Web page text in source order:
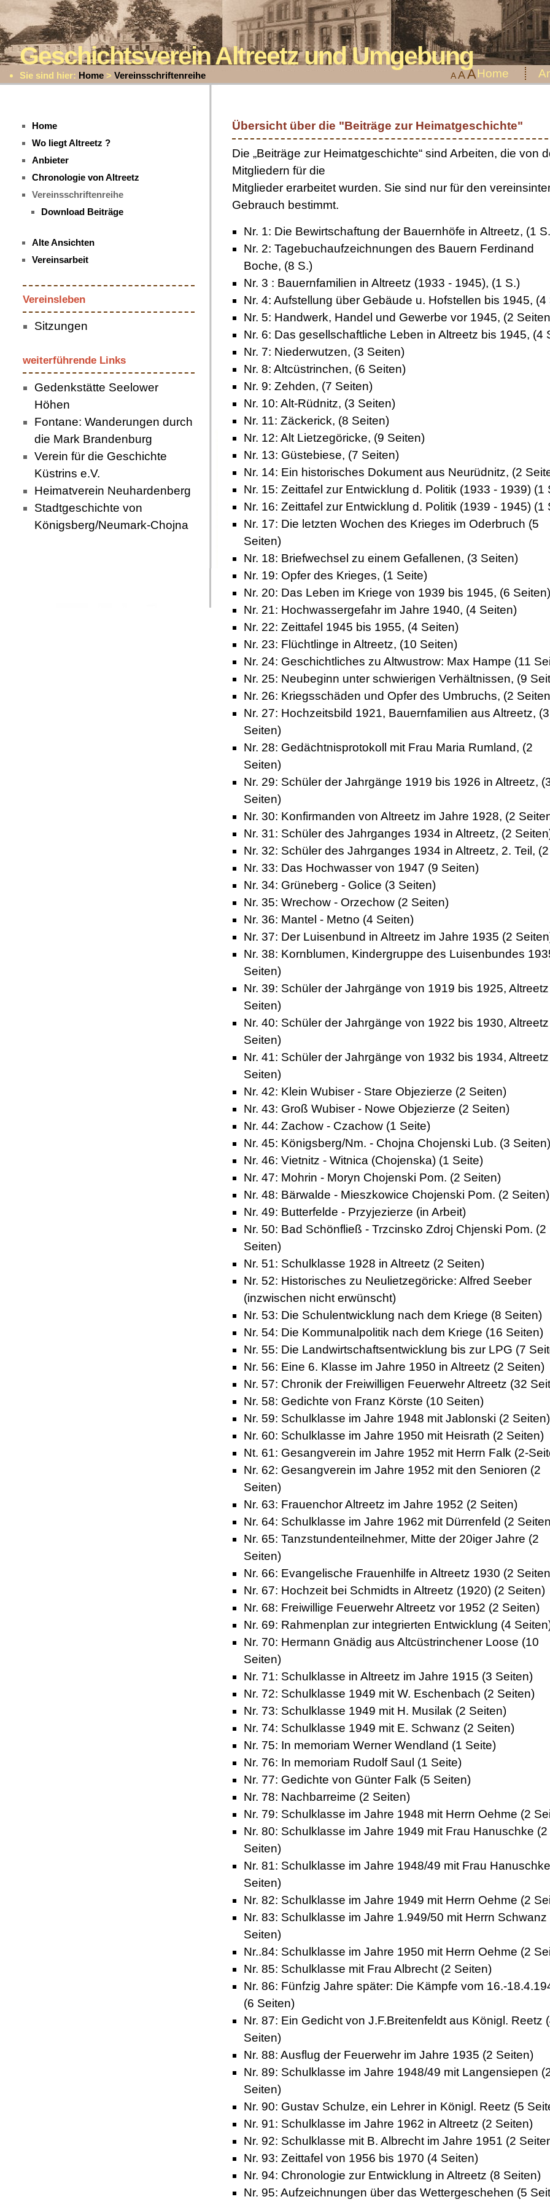
Geschichtsverein Altreetz und Umgebung
Sie sind hier: Home > Vereinsschriftenreihe AAAHome
Home
Wo liegt Altreetz ?
Anbieter
Chronologie von Altreetz
Vereinsschriftenreihe
Download Beiträge
Alte Ansichten
Vereinsarbeit
Vereinsleben
Sitzungen
weiterführende Links
Gedenkstätte Seelower
Höhen
Fontane: Wanderungen durch
die Mark Brandenburg
Verein für die Geschichte
Küstrins e.V.
Heimatverein Neuhardenberg
Stadtgeschichte von
Königsberg/Neumark-Chojna
Übersicht über die "Beiträge zur Heimatgeschichte"
Die „Beiträge zur Heimatgeschichte“ sind Arbeiten, die von
Mitgliedern für die
Mitglieder erarbeitet wurden. Sie sind nur für den
Gebrauch bestimmt.
Nr. 1: Die Bewirtschaftung der Bauernhöfe in Altreetz, (1
Nr. 2: Tagebuchaufzeichnungen des Bauern Ferdinand
Boche, (8 S.)
Nr. 3 : Bauernfamilien in Altreetz (1933 - 1945), (1 S.)
Nr. 4: Aufstellung über Gebäude u. Hofstellen bis 1945, (4
Nr. 5: Handwerk, Handel und Gewerbe vor 1945, (2
Nr. 6: Das gesellschaftliche Leben in Altreetz bis 1945, (4
Nr. 7: Niederwutzen, (3 Seiten)
Nr. 8: Altcüstrinchen, (6 Seiten)
Nr. 9: Zehden, (7 Seiten)
Nr. 10: Alt-Rüdnitz, (3 Seiten)
Nr. 11: Zäckerick, (8 Seiten)
Nr. 12: Alt Lietzegöricke, (9 Seiten)
Nr. 13: Güstebiese, (7 Seiten)
Nr. 14: Ein historisches Dokument aus Neurüdnitz, (2
Nr. 15: Zeittafel zur Entwicklung d. Politik (1933 - 1939) (1
Nr. 16: Zeittafel zur Entwicklung d. Politik (1939 - 1945) (1
Nr. 17: Die letzten Wochen des Krieges im Oderbruch (5
Seiten)
Nr. 18: Briefwechsel zu einem Gefallenen, (3 Seiten)
Nr. 19: Opfer des Krieges, (1 Seite)
Nr. 20: Das Leben im Kriege von 1939 bis 1945, (6 Seiten)
Nr. 21: Hochwassergefahr im Jahre 1940, (4 Seiten)
Nr. 22: Zeittafel 1945 bis 1955, (4 Seiten)
Nr. 23: Flüchtlinge in Altreetz, (10 Seiten)
Nr. 24: Geschichtliches zu Altwustrow: Max Hampe (11
Nr. 25: Neubeginn unter schwierigen Verhältnissen, (9
Nr. 26: Kriegsschäden und Opfer des Umbruchs, (2
Nr. 27: Hochzeitsbild 1921, Bauernfamilien aus Altreetz, (3
Seiten)
Nr. 28: Gedächtnisprotokoll mit Frau Maria Rumland, (2
Seiten)
Nr. 29: Schüler der Jahrgänge 1919 bis 1926 in Altreetz,
Seiten)
Nr. 30: Konfirmanden von Altreetz im Jahre 1928, (2
Nr. 31: Schüler des Jahrganges 1934 in Altreetz, (2
Nr. 32: Schüler des Jahrganges 1934 in Altreetz, 2. Teil,
Nr. 33: Das Hochwasser von 1947 (9 Seiten)
Nr. 34: Grüneberg - Golice (3 Seiten)
Nr. 35: Wrechow - Orzechow (2 Seiten)
Nr. 36: Mantel - Metno (4 Seiten)
Nr. 37: Der Luisenbund in Altreetz im Jahre 1935 (2
Nr. 38: Kornblumen, Kindergruppe des Luisenbundes
Seiten)
Nr. 39: Schüler der Jahrgänge von 1919 bis 1925,
Seiten)
Nr. 40: Schüler der Jahrgänge von 1922 bis 1930,
Seiten)
Nr. 41: Schüler der Jahrgänge von 1932 bis 1934,
Seiten)
Nr. 42: Klein Wubiser - Stare Objezierze (2 Seiten)
Nr. 43: Groß Wubiser - Nowe Objezierze (2 Seiten)
Nr. 44: Zachow - Czachow (1 Seite)
Nr. 45: Königsberg/Nm. - Chojna Chojenski Lub. (3 Seiten)
Nr. 46: Vietnitz - Witnica (Chojenska) (1 Seite)
Nr. 47: Mohrin - Moryn Chojenski Pom. (2 Seiten)
Nr. 48: Bärwalde - Mieszkowice Chojenski Pom. (2 Seiten)
Nr. 49: Butterfelde - Przyjezierze (in Arbeit)
Nr. 50: Bad Schönfließ - Trzcinsko Zdroj Chjenski Pom. (2
Seiten)
Nr. 51: Schulklasse 1928 in Altreetz (2 Seiten)
Nr. 52: Historisches zu Neulietzegöricke: Alfred Seeber
(inzwischen nicht erwünscht)
Nr. 53: Die Schulentwicklung nach dem Kriege (8 Seiten)
Nr. 54: Die Kommunalpolitik nach dem Kriege (16 Seiten)
Nr. 55: Die Landwirtschaftsentwicklung bis zur LPG (7
Nr. 56: Eine 6. Klasse im Jahre 1950 in Altreetz (2 Seiten)
Nr. 57: Chronik der Freiwilligen Feuerwehr Altreetz (32
Nr. 58: Gedichte von Franz Körste (10 Seiten)
Nr. 59: Schulklasse im Jahre 1948 mit Jablonski (2 Seiten)
Nr. 60: Schulklasse im Jahre 1950 mit Heisrath (2 Seiten)
Nt. 61: Gesangverein im Jahre 1952 mit Herrn Falk (2-
Nr. 62: Gesangverein im Jahre 1952 mit den Senioren (2
Seiten)
Nr. 63: Frauenchor Altreetz im Jahre 1952 (2 Seiten)
Nr. 64: Schulklasse im Jahre 1962 mit Dürrenfeld (2
Nr. 65: Tanzstundenteilnehmer, Mitte der 20iger Jahre (2
Seiten)
Nr. 66: Evangelische Frauenhilfe in Altreetz 1930 (2
Nr. 67: Hochzeit bei Schmidts in Altreetz (1920) (2 Seiten)
Nr. 68: Freiwillige Feuerwehr Altreetz vor 1952 (2 Seiten)
Nr. 69: Rahmenplan zur integrierten Entwicklung (4
Nr. 70: Hermann Gnädig aus Altcüstrinchener Loose (10
Seiten)
Nr. 71: Schulklasse in Altreetz im Jahre 1915 (3 Seiten)
Nr. 72: Schulklasse 1949 mit W. Eschenbach (2 Seiten)
Nr. 73: Schulklasse 1949 mit H. Musilak (2 Seiten)
Nr. 74: Schulklasse 1949 mit E. Schwanz (2 Seiten)
Nr. 75: In memoriam Werner Wendland (1 Seite)
Nr. 76: In memoriam Rudolf Saul (1 Seite)
Nr. 77: Gedichte von Günter Falk (5 Seiten)
Nr. 78: Nachbarreime (2 Seiten)
Nr. 79: Schulklasse im Jahre 1948 mit Herrn Oehme (2
Nr. 80: Schulklasse im Jahre 1949 mit Frau Hanuschke (2
Seiten)
Nr. 81: Schulklasse im Jahre 1948/49 mit Frau
Seiten)
Nr. 82: Schulklasse im Jahre 1949 mit Herrn Oehme (2
Nr. 83: Schulklasse im Jahre 1.949/50 mit Herrn Schwanz
Seiten)
Nr..84: Schulklasse im Jahre 1950 mit Herrn Oehme (2
Nr. 85: Schulklasse mit Frau Albrecht (2 Seiten)
Nr. 86: Fünfzig Jahre später: Die Kämpfe vom 16.-
(6 Seiten)
Nr. 87: Ein Gedicht von J.F.Breitenfeldt aus Königl. Reetz
Seiten)
Nr. 88: Ausflug der Feuerwehr im Jahre 1935 (2 Seiten)
Nr. 89: Schulklasse im Jahre 1948/49 mit Langensiepen
Seiten)
Nr. 90: Gustav Schulze, ein Lehrer in Königl. Reetz (5
Nr. 91: Schulklasse im Jahre 1962 in Altreetz (2 Seiten)
Nr. 92: Schulklasse mit B. Albrecht im Jahre 1951 (2
Nr. 93: Zeittafel von 1956 bis 1970 (4 Seiten)
Nr. 94: Chronologie zur Entwicklung in Altreetz (8 Seiten)
Nr. 95: Aufzeichnungen über das Wettergeschehen (5